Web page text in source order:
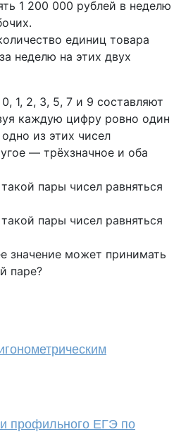
1 200 000 рублей в неделю
единиц товара
неделю на этих двух
1, 2, 3, 5, 7 и 9 составляют
каждую цифру ровно один
из этих чисел
— трёхзначное и оба
пары чисел равняться
пары чисел равняться
значение может принимать
паре?
профильного ЕГЭ по